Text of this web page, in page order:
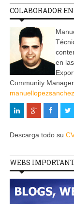
COLABORADOR
en
Community
Descarga todo su
WEBS